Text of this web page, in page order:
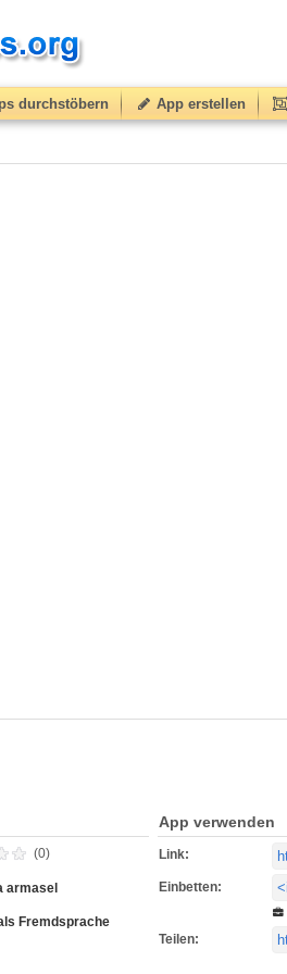
durchstöbern App erstellen
(0)
armasel
Fremdsprache
App verwenden
Link:
Einbetten:
Teilen: